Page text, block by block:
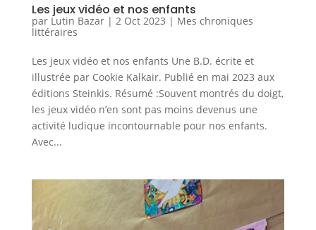
Les jeux vidéo et nos enfants
par Lutin Bazar| 2 Oct 2023 | Mes chroniques
littéraires
Les jeux vidéo et nos enfants Une B.D. écrite et
illustrée par Cookie Kalkair. Publié en mai 2023 aux
éditions Steinkis. Résumé :Souvent montrés du doigt,
les jeux vidéo n’en sont pas moins devenus une
activité ludique incontournable pour nos enfants.
Avec...